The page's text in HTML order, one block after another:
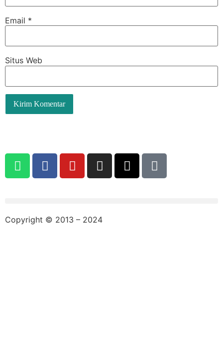
Email *
Situs Web
Copyright © 2013 – 2024